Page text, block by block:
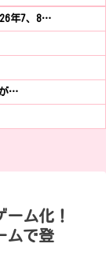
年7、8…
が…
ーム化！
ムで登